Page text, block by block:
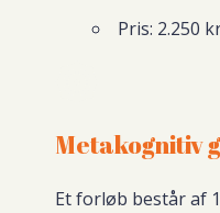
Pris: 2.250
Metakognitiv
Et forløb består af